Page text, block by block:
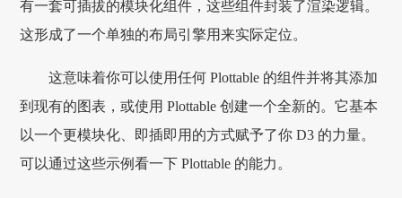
有一套可插拔的模块化组件，这些组件封装了渲染逻辑。
这形成了一个单独的布局引擎用来实际定位。
这意味着你可以使用任何 Plottable 的组件并将其添加
到现有的图表，或使用 Plottable 创建一个全新的。它基本
以一个更模块化、即插即用的方式赋予了你 D3 的力量。
可以通过这些示例看一下 Plottable 的能力。